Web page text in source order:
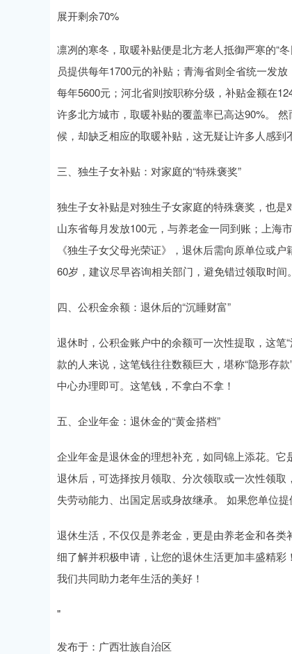
展开剩余70%
凛冽的寒冬，取暖补贴便是北方老人抵御严寒的“
员提供每年1700元的补贴；青海省则全省统一发
每年5600元；河北省则按职称分级，补贴金额在
许多北方城市，取暖补贴的覆盖率已高达90%。
候，却缺乏相应的取暖补贴，这无疑让许多人感到
三、独生子女补贴：对家庭的“特殊褒奖”
独生子女补贴是对独生子女家庭的特殊褒奖，也
山东省每月发放100元，与养老金一同到账；上海
《独生子女父母光荣证》，退休后需向原单位或
60岁，建议尽早咨询相关部门，避免错过领取时间。
四、公积金余额：退休后的“沉睡财富”
退休时，公积金账户中的余额可一次性提取，这
款的人来说，这笔钱往往数额巨大，堪称“隐形存
中心办理即可。这笔钱，不拿白不拿！
五、企业年金：退休金的“黄金搭档”
企业年金是退休金的理想补充，如同锦上添花。它
退休后，可选择按月领取、分次领取或一次性领
失劳动能力、出国定居或身故继承。 如果您单位
退休生活，不仅仅是养老金，更是由养老金和各
细了解并积极申请，让您的退休生活更加丰盛精
我们共同助力老年生活的美好！
"
发布于：广西壮族自治区